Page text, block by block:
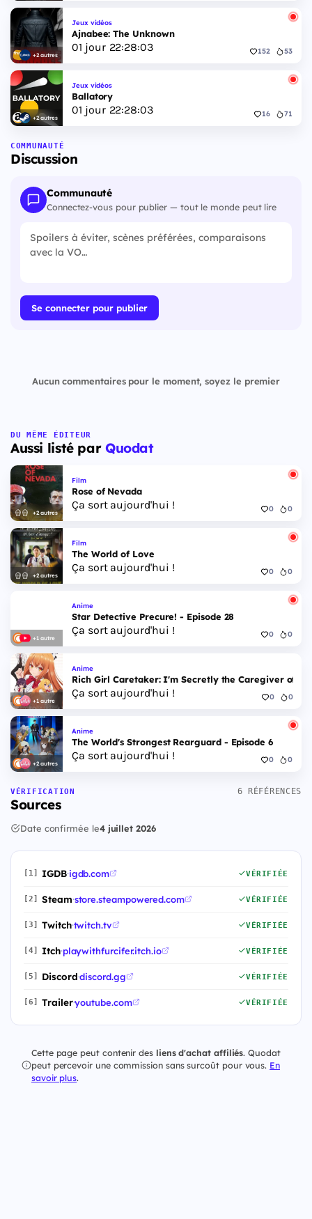
+2 autres
Jeux vidéos
Ajnabee: The Unknown
01 jour 22:28:03 152 53
+2 autres
Jeux vidéos
Ballatory
01 jour 22:28:03 16 71
COMMUNAUTÉ
Discussion
Communauté
Connectez-vous pour publier — tout le monde peut lire
Se connecter pour publier
Aucun commentaires pour le moment, soyez le premier
DU MÊME ÉDITEUR
Aussi listé par Quodat
+2 autres
Film
Rose of Nevada
Ça sort aujourd'hui ! 0 0
+2 autres
Film
The World of Love
Ça sort aujourd'hui ! 0 0
+1 autre
Anime
Star Detective Precure! - Episode 28
Ça sort aujourd'hui ! 0 0
+1 autre
Anime
Rich Girl Caretaker: I'm Secretly the Caregiver of
Ça sort aujourd'hui ! 0 0
+2 autres
Anime
The World's Strongest Rearguard - Episode 6
Ça sort aujourd'hui ! 0 0
VÉRIFICATION
Sources
6 RÉFÉRENCES
Date confirmée le4 juillet 2026
[1] IGDB·igdb.com VÉRIFIÉE
[2] Steam·store.steampowered.com VÉRIFIÉE
[3] Twitch·twitch.tv VÉRIFIÉE
[4] Itch·playwithfurcifer.itch.io VÉRIFIÉE
[5] Discord·discord.gg VÉRIFIÉE
[6] Trailer·youtube.com VÉRIFIÉE
Cette page peut contenir des liens d'achat affiliés. Quodat
peut percevoir une commission sans surcoût pour vous. En
savoir plus.